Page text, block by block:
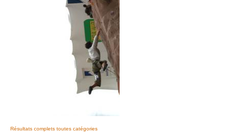
Résultats complets toutes catégories